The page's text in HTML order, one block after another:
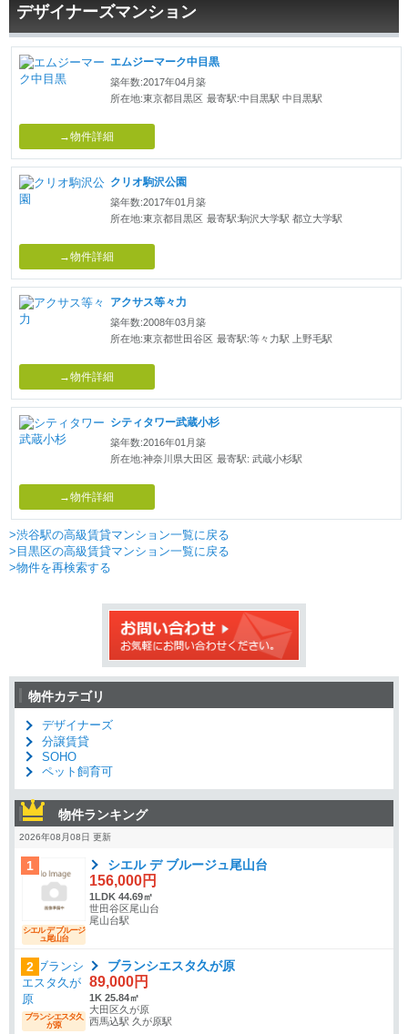
デザイナーズマンション
エムジーマーク中目黒
築年数:2017年04月築
所在地:東京都目黒区 最寄駅:中目黒駅 中目黒駅
→物件詳細
クリオ駒沢公園
築年数:2017年01月築
所在地:東京都目黒区 最寄駅:駒沢大学駅 都立大学駅
→物件詳細
アクサス等々力
築年数:2008年03月築
所在地:東京都世田谷区 最寄駅:等々力駅 上野毛駅
→物件詳細
シティタワー武蔵小杉
築年数:2016年01月築
所在地:神奈川県大田区 最寄駅: 武蔵小杉駅
→物件詳細
>渋谷駅の高級賃貸マンション一覧に戻る
>目黒区の高級賃貸マンション一覧に戻る
>物件を再検索する
物件カテゴリ
デザイナーズ
分譲賃貸
SOHO
ペット飼育可
物件ランキング
2026年08月08日 更新
1
シエル デ ブルージ
ュ尾山台
シエル デ ブルージュ尾山台
156,000円
1LDK 44.69㎡
世田谷区尾山台
尾山台駅
2
ブランシエスタ久
が原
ブランシエスタ久が原
89,000円
1K 25.84㎡
大田区久が原
西馬込駅 久が原駅